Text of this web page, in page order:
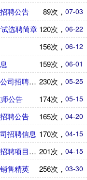
07-03
89次，
聘公告
06-22
120次，
选聘简章
06-12
156次，
06-01
159次，
05-25
230次，
招聘信息
05-15
174次，
公告
04-20
165次，
聘公告
04-15
170次，
招聘信息
04-15
201次，
人员公告
03-30
256次，
售精英